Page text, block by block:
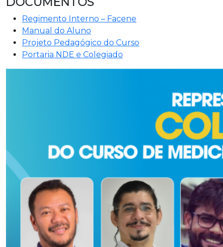
Regimento Interno – Facene
Manual do Aluno
Projeto Pedagógico do Curso
Portaria NDE e Colegiado